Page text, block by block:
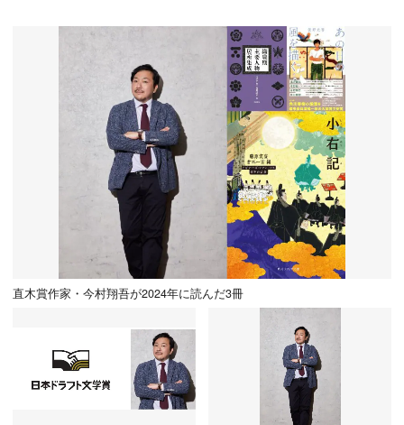
直木賞作家・今村翔吾が2024年に読んだ3冊